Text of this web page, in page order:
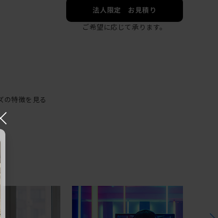
法人限定 お見積り
ご希望に応じて承ります。
の特徴を見る